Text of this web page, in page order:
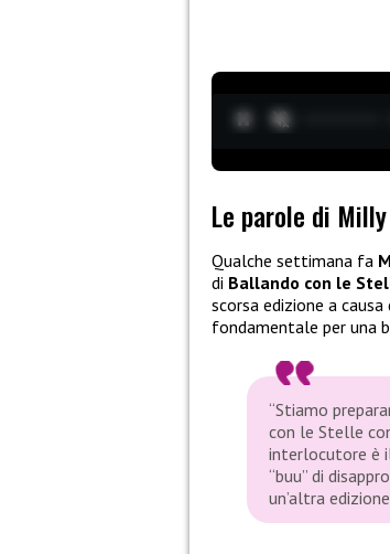
Le parole di
Qualche settimana fa
di Ballando con le
scorsa edizione a
fondamentale per una
“Stiamo
con le Stelle
interlocutore è il
“buu” di
un’altra